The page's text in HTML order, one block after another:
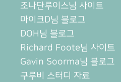
조나단루이스님 사이트
마이크D님 블로그
DOH님 블로그
Richard Foote님 사이트
Gavin Soorma님 블로그
구루비 스터디 자료